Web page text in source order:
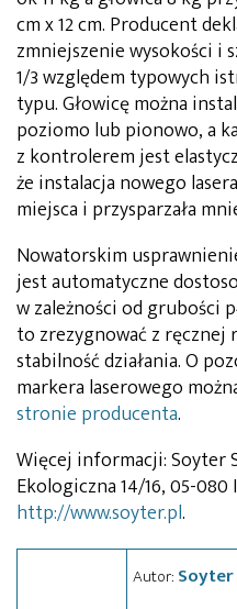
cm x 12 cm. Producent
zmniejszenie wysokości i
1/3 względem typowych
typu. Głowicę można
poziomo lub pionowo, a
z kontrolerem jest
że instalacja nowego
miejsca i przysparzała
Nowatorskim
jest automatyczne
w zależności od grubości
to zrezygnować z
stabilność działania. O
markera laserowego
stronie producenta.
Więcej informacji: Soyter
Ekologiczna 14/16, 05-080
http://www.soyter.pl.
Autor: